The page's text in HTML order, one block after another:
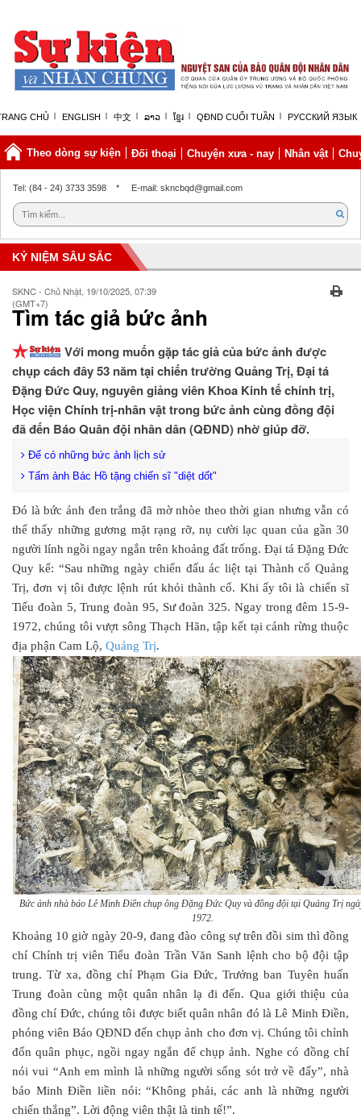
CHỦ ENGLISH 中文 ລາວ ខ្មែរ QĐND CUỐI TUẦN РУССКИЙ ЯЗЫК
Theo dòng sự kiện Đối thoại Chuyện xưa - nay Nhân vật
Chủ nhật, 09/08/2026 | 12:45 GMT+7
Tel: (84 - 24) 3733 3598 * E-mail: skncbqd@gmail.com
KỶ NIỆM SÂU SẮC
SKNC - Chủ Nhật, 19/10/2025, 07:39
(GMT+7)
Tìm tác giả bức ảnh
Với mong muốn gặp tác giả của bức ảnh được
chụp cách đây 53 năm tại chiến trường Quảng Trị, Đại tá
Đặng Đức Quy, nguyên giảng viên Khoa Kinh tế chính trị,
Học viện Chính trị-nhân vật trong bức ảnh cùng đồng đội
đã đến Báo Quân đội nhân dân (QĐND) nhờ giúp đỡ.
Để có những bức ảnh lịch sử
Tấm ảnh Bác Hồ tặng chiến sĩ "diệt dốt"
Đó là bức ảnh đen trắng đã mờ nhòe theo thời gian nhưng vẫn có
thể thấy những gương mặt rạng rỡ, nụ cười lạc quan của gần 30
người lính ngồi ngay ngắn trên khoảng đất trống. Đại tá Đặng Đức
Quy kể: “Sau những ngày chiến đấu ác liệt tại Thành cổ Quảng
Trị, đơn vị tôi được lệnh rút khỏi thành cổ. Khi ấy tôi là chiến sĩ
Tiểu đoàn 5, Trung đoàn 95, Sư đoàn 325. Ngay trong đêm 15-9-
1972, chúng tôi vượt sông Thạch Hãn, tập kết tại cánh rừng thuộc
địa phận Cam Lộ, Quảng Trị.
Bức ảnh nhà báo Lê Minh Điền chụp ông Đặng Đức Quy và đồng đội tại Quảng Trị
1972.
Khoảng 10 giờ ngày 20-9, đang đào công sự trên đồi sim thì đồng
chí Chính trị viên Tiểu đoàn Trần Văn Sanh lệnh cho bộ đội tập
trung. Từ xa, đồng chí Phạm Gia Đức, Trưởng ban Tuyên huấn
Trung đoàn cùng một quân nhân lạ đi đến. Qua giới thiệu của
đồng chí Đức, chúng tôi được biết quân nhân đó là Lê Minh Điền,
phóng viên Báo QĐND đến chụp ảnh cho đơn vị. Chúng tôi chỉnh
đốn quân phục, ngồi ngay ngắn để chụp ảnh. Nghe có đồng chí
nói vui “Anh em mình là những người sống sót trở về đấy”, nhà
báo Minh Điền liền nói: “Không phải, các anh là những người
chiến thắng”. Lời động viên thật là tinh tế!”.